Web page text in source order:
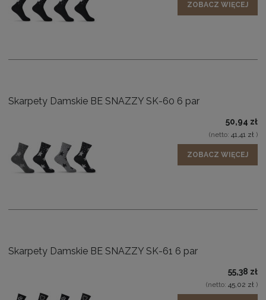
ZOBACZ WIĘCEJ
Skarpety Damskie BE SNAZZY SK-60 6 par
50,94 zł
(netto: 41,41 zł )
ZOBACZ WIĘCEJ
Skarpety Damskie BE SNAZZY SK-61 6 par
55,38 zł
(netto: 45,02 zł )